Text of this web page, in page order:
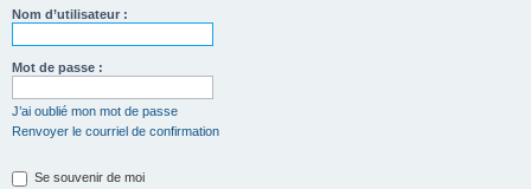
Nom d’utilisateur :
Mot de passe :
J’ai oublié mon mot de passe
Renvoyer le courriel de confirmation
Se souvenir de moi